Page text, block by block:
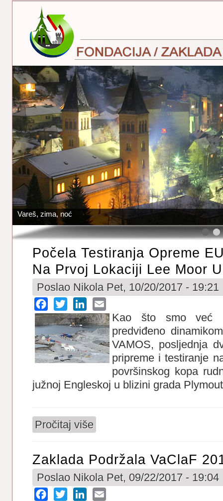
Vareš, zima, noć
Počela Testiranja Opreme
Na Prvoj Lokaciji Lee Moor
Poslao NikolaPet, 10/20/2017 - 19:21
Facebook
Twitter LinkedIn
Kao što smo već
predviđeno
VAMOS, posljednja
pripreme i testiranje
površinskog kopa
južnoj Engleskoj u blizini grada
Pročitaj više
Zaklada Podržala VaClaF
Poslao Nikola Pet, 09/22/2017 - 19:04
Facebook
Twitter LinkedIn